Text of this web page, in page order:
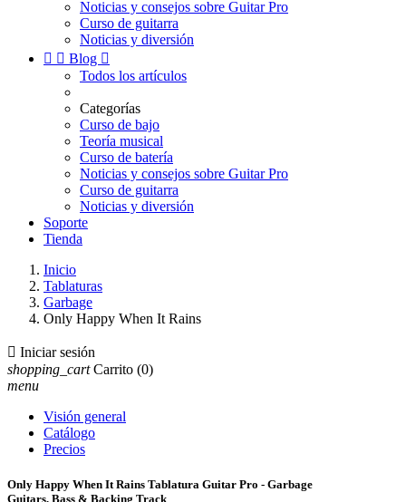
Noticias y consejos sobre Guitar Pro
Curso de guitarra
Noticias y diversión
  Blog 
Todos los artículos
Categorías
Curso de bajo
Teoría musical
Curso de batería
Noticias y consejos sobre Guitar Pro
Curso de guitarra
Noticias y diversión
Soporte
Tienda
Inicio
Tablaturas
Garbage
Only Happy When It Rains
 Iniciar sesión
shopping_cart Carrito (0)
menu
Visión general
Catálogo
Precios
Only Happy When It Rains Tablatura Guitar Pro - Garbage
Guitars, Bass & Backing Track